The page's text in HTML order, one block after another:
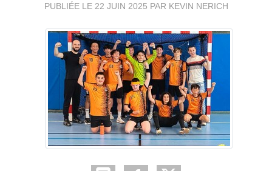
PUBLIÉE LE 22 JUIN 2025 PAR KEVIN NERICH